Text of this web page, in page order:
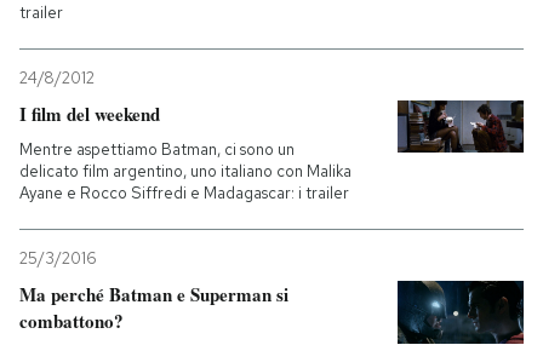
trailer
24/8/2012
I film del weekend
Mentre aspettiamo Batman, ci sono un
delicato film argentino, uno italiano con Malika
Ayane e Rocco Siffredi e Madagascar: i trailer
25/3/2016
Ma perché Batman e Superman si
combattono?